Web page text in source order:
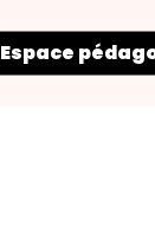
Espace